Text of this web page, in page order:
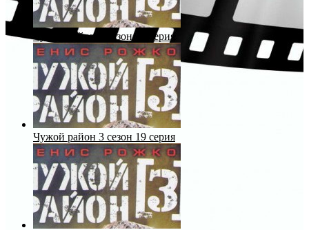
Чужой район 3 сезон 18 серия
Чужой район 3 сезон 19 серия